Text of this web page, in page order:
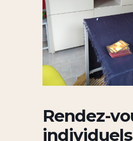
Rendez-
individuels